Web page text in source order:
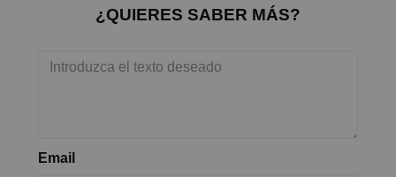
¿QUIERES SABER MÁS?
Email